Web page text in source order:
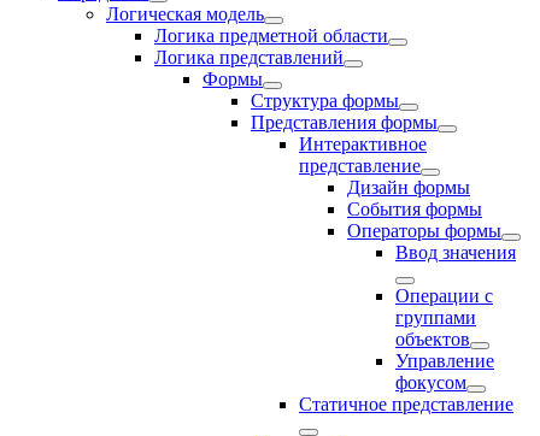
Логическая модель
Логика предметной области
Логика представлений
Формы
Структура формы
Представления формы
Интерактивное
представление
Дизайн формы
События формы
Операторы формы
Ввод значения
Операции с
группами
объектов
Управление
фокусом
Статичное представление